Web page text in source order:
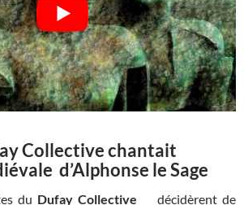
Collective chantait
d’Alphonse le Sage
du Dufay Collective
décidèrent de